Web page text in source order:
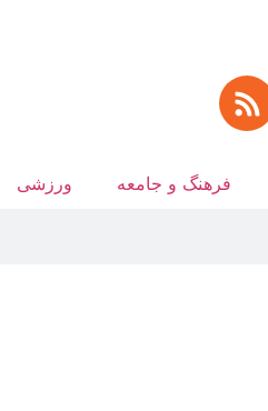
فرهنگ و جامعه ورزشی